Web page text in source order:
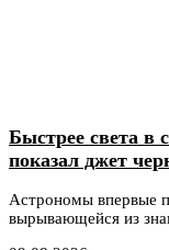
Быстрее света в
показал джет
Астрономы впервые
вырывающейся из